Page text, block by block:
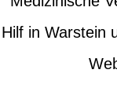
Hilf in Warstein